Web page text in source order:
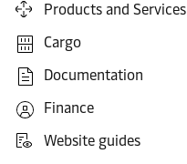
Products and Services
Cargo
Documentation
Finance
Website guides